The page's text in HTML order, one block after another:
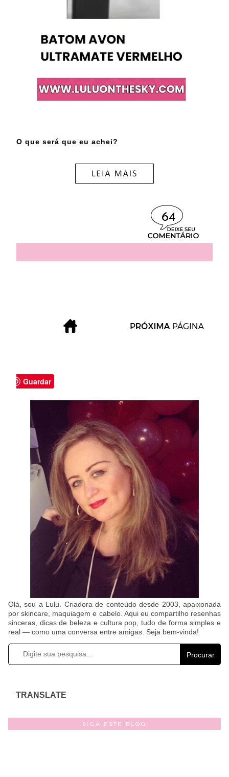
O que será que eu achei?
64
Guardar
Olá, sou a Lulu. Criadora de conteúdo desde 2003, apaixonada
por skincare, maquiagem e cabelo. Aqui eu compartilho resenhas
sinceras, dicas de beleza e cultura pop, tudo de forma simples e
real — como uma conversa entre amigas. Seja bem-vinda!
Procurar
TRANSLATE
SIGA ESTE BLOG